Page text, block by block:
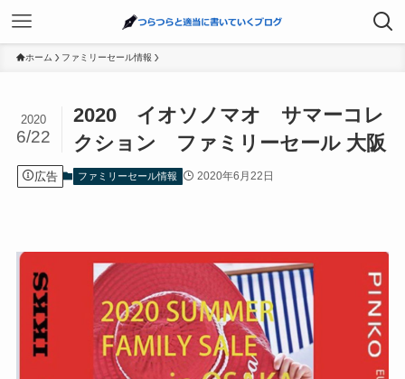
ホーム ファミリーセール情報
2020 イオソノマオ サマーコレ
クション ファミリーセール 大阪
2020
6/22
広告 ファミリーセール情報 2020年6月22日